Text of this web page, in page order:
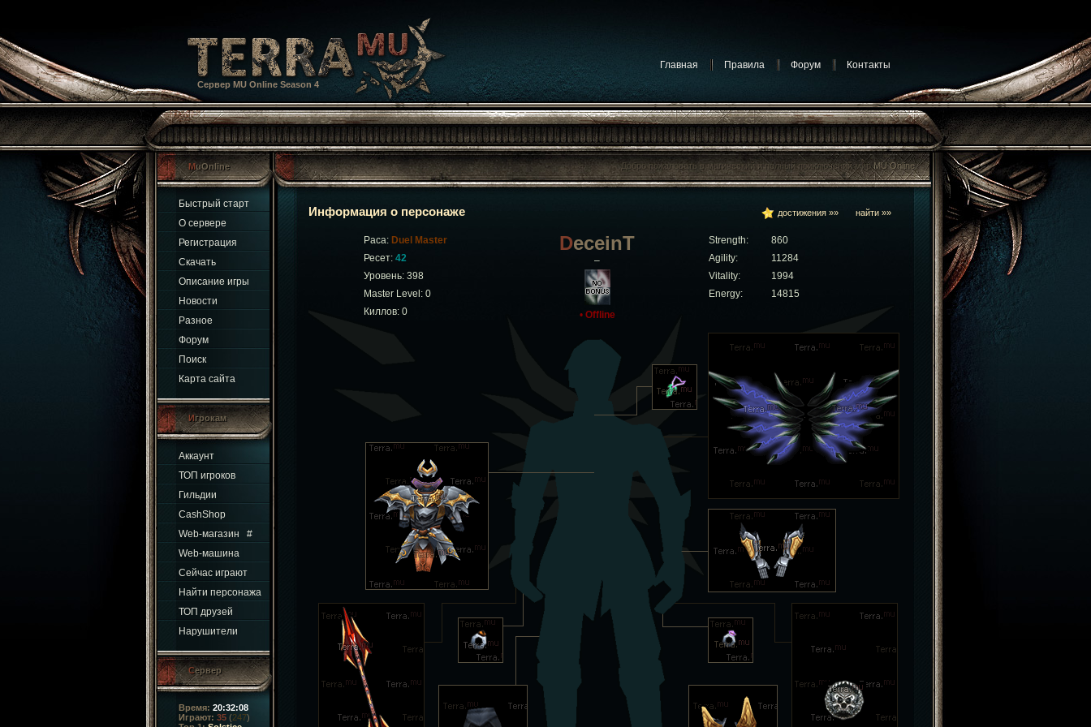
Сервер MU Online Season 4
Главная Правила Форум Контакты
MuOnline
Быстрый старт
О сервере
Регистрация
Скачать
Описание игры
Новости
Разное
Форум
Поиск
Карта сайта
Игрокам
Аккаунт
ТОП игроков
Гильдии
CashShop
Web-магазин
#
Web-машина
Сейчас играют
Найти персонажа
ТОП друзей
Нарушители
Сервер
Время: 20:32:08
Играют: 35 (247)
Информация о персонаже достижения »» найти »»
Раса: Duel Master DeceinT
–
• Offline
Strength:
860
Ресет: 42 Agility:
11284
Уровень: 398
Vitality:
1994
Master Level: 0
Energy:
14815
Киллов: 0